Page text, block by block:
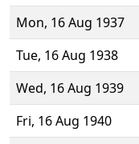
Mon, 16 Aug 1937
Tue, 16 Aug 1938
Wed, 16 Aug 1939
Fri, 16 Aug 1940